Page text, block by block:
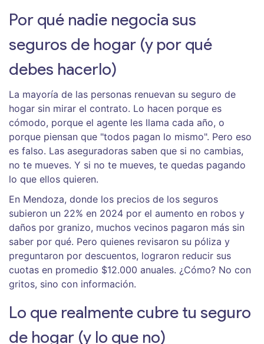
Por qué nadie negocia sus
seguros de hogar (y por qué
debes hacerlo)
La mayoría de las personas renuevan su seguro de
hogar sin mirar el contrato. Lo hacen porque es
cómodo, porque el agente les llama cada año, o
porque piensan que "todos pagan lo mismo". Pero eso
es falso. Las aseguradoras saben que si no cambias,
no te mueves. Y si no te mueves, te quedas pagando
lo que ellos quieren.
En Mendoza, donde los precios de los seguros
subieron un 22% en 2024 por el aumento en robos y
daños por granizo, muchos vecinos pagaron más sin
saber por qué. Pero quienes revisaron su póliza y
preguntaron por descuentos, lograron reducir sus
cuotas en promedio $12.000 anuales. ¿Cómo? No con
gritos, sino con información.
Lo que realmente cubre tu seguro
de hogar (y lo que no)